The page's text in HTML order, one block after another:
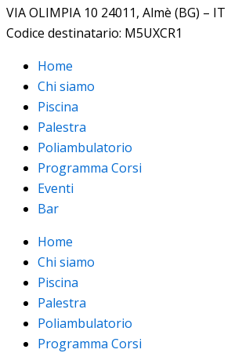
VIA OLIMPIA 10 24011, Almè (BG) – IT
Codice destinatario: M5UXCR1
Home
Chi siamo
Piscina
Palestra
Poliambulatorio
Programma Corsi
Eventi
Bar
Home
Chi siamo
Piscina
Palestra
Poliambulatorio
Programma Corsi